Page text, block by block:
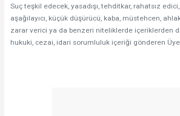
Suç teşkil edecek, yasadışı, tehditkar, rahatsız
aşağılayıcı, küçük düşürücü, kaba, müstehcen,
zarar verici ya da benzeri niteliklerde içeriklerden
hukuki, cezai, idari sorumluluk içeriği gönderen